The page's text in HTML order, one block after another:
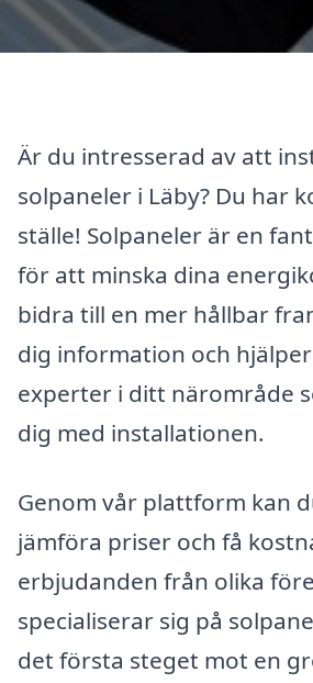
Är du intresserad av att
solpaneler i Läby? Du har
ställe! Solpaneler är en
för att minska dina
bidra till en mer hållbar
dig information och
experter i ditt närområde
dig med installationen.
Genom vår plattform kan
jämföra priser och få
erbjudanden från olika
specialiserar sig på
det första steget mot en